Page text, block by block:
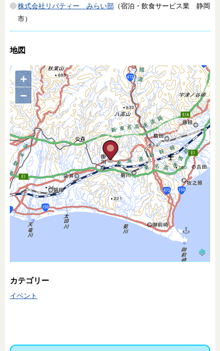
株式会社リバティー みらい部 （宿泊・飲食サービス業 静岡
市）
地図
+
−
カテゴリー
イベント